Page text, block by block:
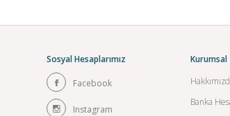
Sosyal Hesaplarımız
Facebook
Instagram
Kurumsal
Banka